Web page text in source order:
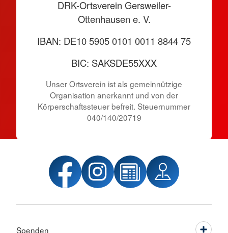
DRK-Ortsverein Gersweiler-
Ottenhausen e. V.
IBAN: DE10 5905 0101 0011 8844 75
BIC: SAKSDE55XXX
Unser Ortsverein ist als gemeinnützige
Organisation anerkannt und von der
Körper­schafts­steuer befreit. Steuernummer
040/140/20719
Spenden